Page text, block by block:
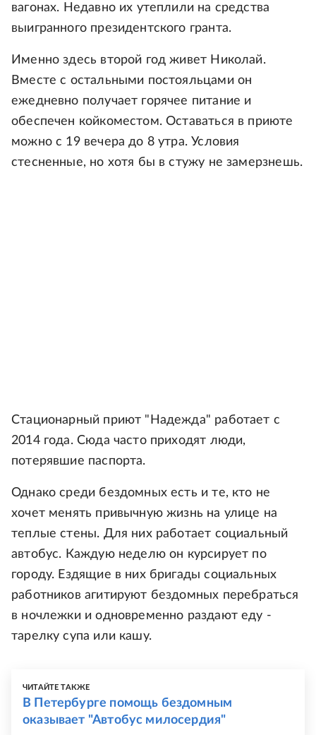
вагонах. Недавно их утеплили на средства
выигранного президентского гранта.
Именно здесь второй год живет Николай.
Вместе с остальными постояльцами он
ежедневно получает горячее питание и
обеспечен койкоместом. Оставаться в приюте
можно с 19 вечера до 8 утра. Условия
стесненные, но хотя бы в стужу не замерзнешь.
Стационарный приют "Надежда" работает с
2014 года. Сюда часто приходят люди,
потерявшие паспорта.
Однако среди бездомных есть и те, кто не
хочет менять привычную жизнь на улице на
теплые стены. Для них работает социальный
автобус. Каждую неделю он курсирует по
городу. Ездящие в них бригады социальных
работников агитируют бездомных перебраться
в ночлежки и одновременно раздают еду -
тарелку супа или кашу.
ЧИТАЙТЕ ТАКЖЕ
В Петербурге помощь бездомным
оказывает "Автобус милосердия"